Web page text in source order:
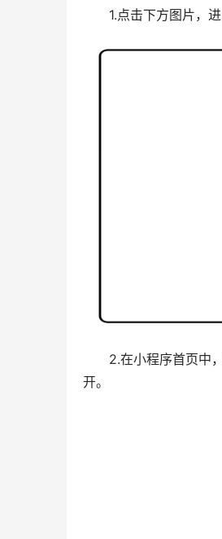
1.点击下方图片，
2.在小程序首页中
开。